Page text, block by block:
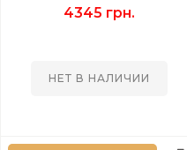
4345 грн.
НЕТ В НАЛИЧИИ